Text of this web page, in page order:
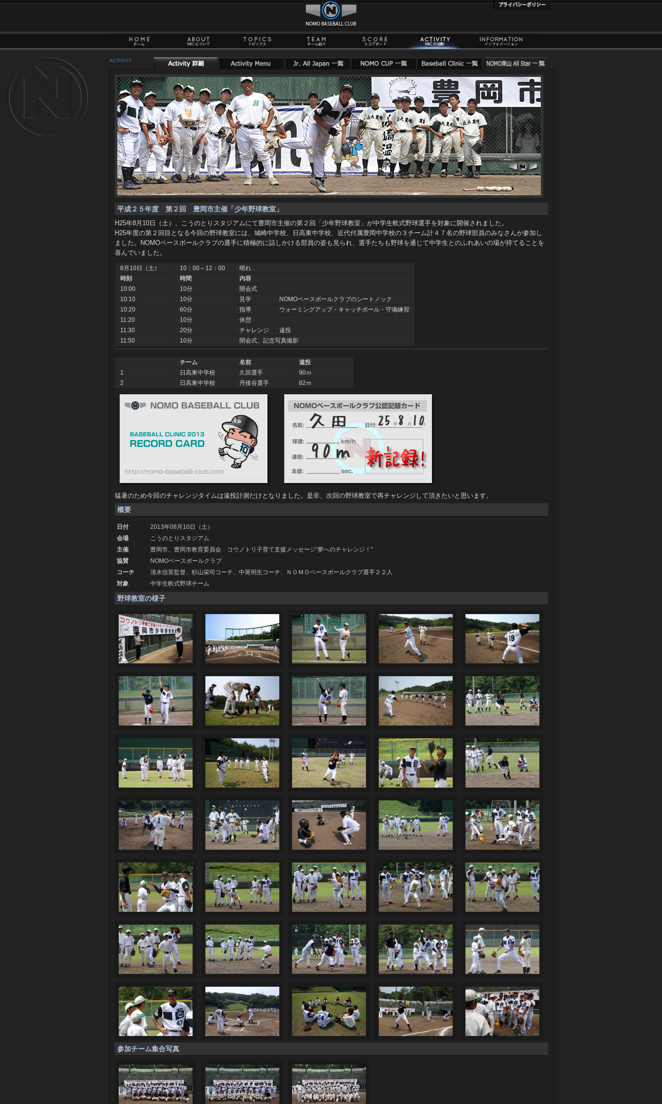
ACTIVITY
平成２５年度 第２回 豊岡市主催「少年野球教室」
H25年8月10日（土）、こうのとりスタジアムにて豊岡市主催の第２回「少年野球教室」が中学生軟式野球選手を対象に開催されました。
H25年度の第２回目となる今回の野球教室には、城崎中学校、日高東中学校、近代付属豊岡中学校の３チーム計４７名の野球部員のみなさんが参加し
ました。NOMOベースボールクラブの選手に積極的に話しかける部員の姿も見られ、選手たちも野球を通じて中学生とのふれあいの場が持てることを
喜んでいました。
8月10日（土） 10：00～12：00
晴れ
時刻
時間
内容
10:00
10分
開会式
10:10
10分 見学
NOMOベースボールクラブのシートノック
10:20
60分 指導
ウォーミングアップ・キャッチボール・守備練習
11:20
10分
休憩
11:30
20分 チャレンジ
遠投
11:50
10分 閉会式、記念写真撮影
チーム 名前
遠投
1
日高東中学校 久田選手
90ｍ
2
日高東中学校 丹後谷選手 82ｍ
猛暑のため今回のチャレンジタイムは遠投計測だけとなりました。是非、次回の野球教室で再チャレンジして頂きたいと思います。
概要
日付
2013年08月10日（土）
会場
こうのとりスタジアム
主催
豊岡市、豊岡市教育委員会 コウノトリ子育て支援メッセージ“夢へのチャレンジ！”
協賛
NOMOベースボールクラブ
コーチ
清水信英監督、杉山栄司コーチ、中尾明生コーチ、ＮＯＭＯベースボールクラブ選手２２人
対象
中学生軟式野球チーム
野球教室の様子
参加チーム集合写真